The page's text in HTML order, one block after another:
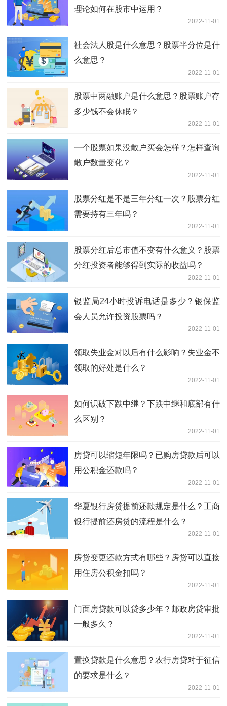
理论如何在股市中运用？
2022-11-01
社会法人股是什么意思？股票半分位是什
么意思？
2022-11-01
股票中两融账户是什么意思？股票账户存
多少钱不会休眠？
2022-11-01
一个股票如果没散户买会怎样？怎样查询
散户数量变化？
2022-11-01
股票分红是不是三年分红一次？股票分红
需要持有三年吗？
2022-11-01
股票分红后总市值不变有什么意义？股票
分红投资者能够得到实际的收益吗？
2022-11-01
银监局24小时投诉电话是多少？银保监
会人员允许投资股票吗？
2022-11-01
领取失业金对以后有什么影响？失业金不
领取的好处是什么？
2022-11-01
如何识破下跌中继？下跌中继和底部有什
么区别？
2022-11-01
房贷可以缩短年限吗？已购房贷款后可以
用公积金还款吗？
2022-11-01
华夏银行房贷提前还款规定是什么？工商
银行提前还房贷的流程是什么？
2022-11-01
房贷变更还款方式有哪些？房贷可以直接
用住房公积金扣吗？
2022-11-01
门面房贷款可以贷多少年？邮政房贷审批
一般多久？
2022-11-01
置换贷款是什么意思？农行房贷对于征信
的要求是什么？
2022-11-01